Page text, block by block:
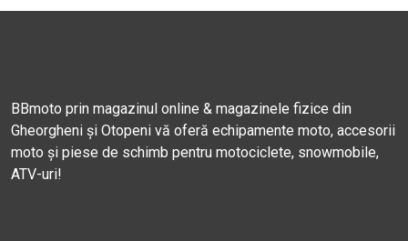
BBmoto prin magazinul online & magazinele fizice din
Gheorgheni și Otopeni vă oferă echipamente moto, accesorii
moto și piese de schimb pentru motociclete, snowmobile,
ATV-uri!